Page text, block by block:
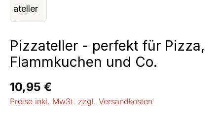
Pizzateller - perfekt für Pizza,
Flammkuchen und Co.
Regulärer Preis:
10,95 €
Preise inkl. MwSt. zzgl. Versandkosten